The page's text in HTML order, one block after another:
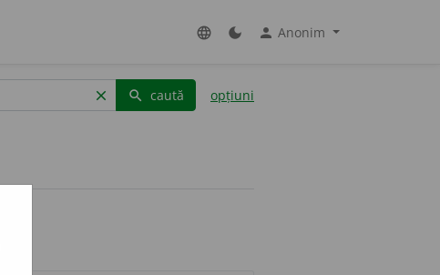
language dark_mode person Anonim
clear search caută opțiuni